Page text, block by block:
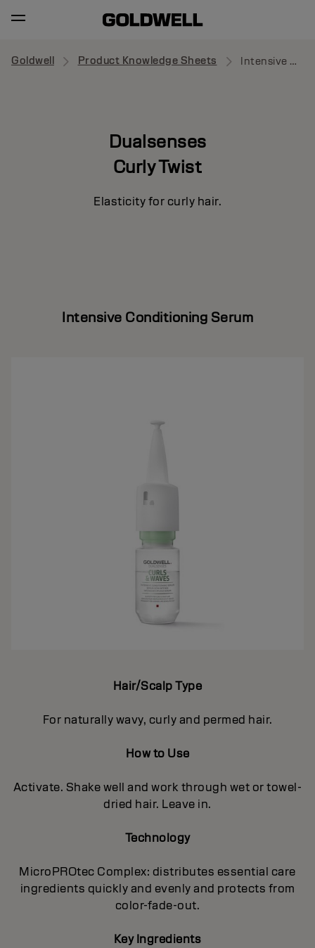
Goldwell Product Knowledge Sheets Intensive Conditioning Serum
Dualsenses
Curly Twist
Elasticity for curly hair.
Intensive Conditioning Serum
Hair/Scalp Type
For naturally wavy, curly and permed hair.
How to Use
Activate. Shake well and work through wet or towel-
dried hair. Leave in.
Technology
MicroPROtec Complex: distributes essential care
ingredients quickly and evenly and protects from
color-fade-out.
Key Ingredients